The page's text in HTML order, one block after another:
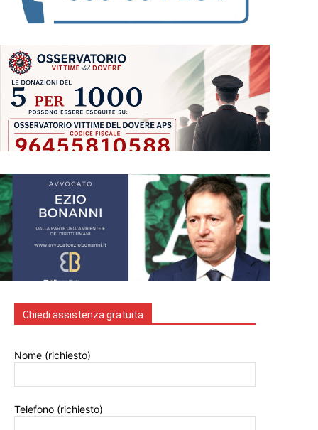
Chiedi assistenza gratuita
Nome (richiesto)
Telefono (richiesto)